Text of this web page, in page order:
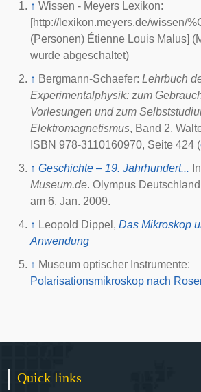
↑ Wissen - Meyers Lexikon:
[http://lexikon.meyers.de/wissen/
(Personen) Étienne Louis Malus]
wurde abgeschaltet)
↑ Bergmann-Schaefer: Lehrbuch
Experimentalphysik: zum
Vorlesungen und zum
Elektromagnetismus, Band 2,
ISBN 978-3110160970, Seite 424 (
↑ Geschichte – 19. Jahrhundert...
Museum.de. Olympus
am 6. Jan. 2009.
↑ Leopold Dippel, Das Mikroskop
Anwendung
↑ Museum optischer Instrumente:
Polarisationsmikroskop nach
Quick links